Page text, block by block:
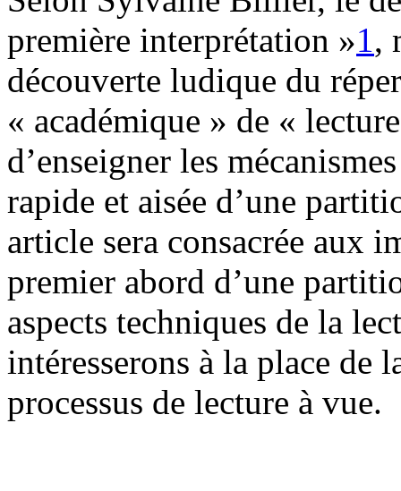
première interprétation »1,
découverte ludique du
« académique » de «
d’enseigner les
rapide et aisée d’une
article sera consacrée aux
premier abord d’une
aspects techniques de la
intéresserons à la place de
processus de lecture à vue.